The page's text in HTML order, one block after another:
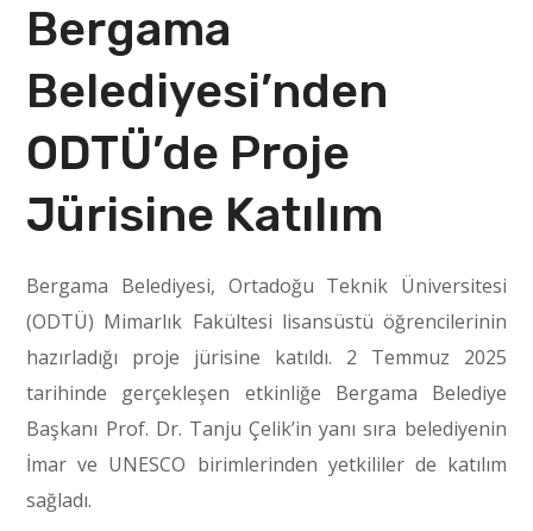
Bergama
Belediyesi’nden
ODTÜ’de Proje
Jürisine Katılım
Bergama Belediyesi, Ortadoğu Teknik Üniversitesi
(ODTÜ) Mimarlık Fakültesi lisansüstü öğrencilerinin
hazırladığı proje jürisine katıldı. 2 Temmuz 2025
tarihinde gerçekleşen etkinliğe Bergama Belediye
Başkanı Prof. Dr. Tanju Çelik’in yanı sıra belediyenin
İmar ve UNESCO birimlerinden yetkililer de katılım
sağladı.